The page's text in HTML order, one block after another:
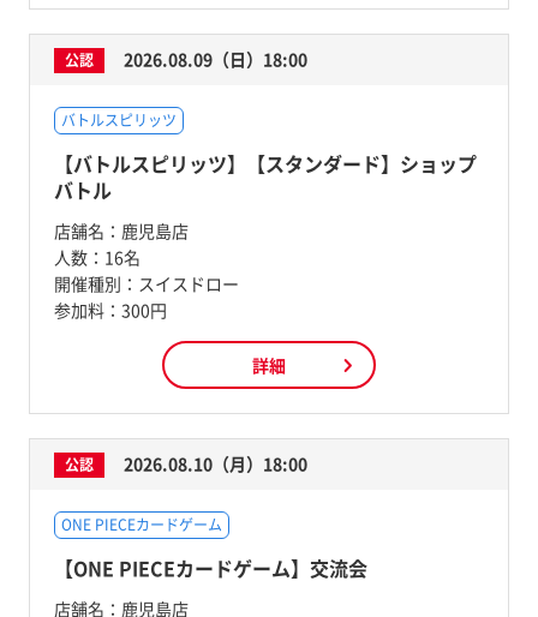
公認 2026.08.09（日）18:00
バトルスピリッツ
【バトルスピリッツ】【スタンダード】ショップ
バトル
店舗名： 鹿児島店
人数： 16名
開催種別： スイスドロー
参加料： 300円
詳細
公認 2026.08.10（月）18:00
ONE PIECEカードゲーム
【ONE PIECEカードゲーム】交流会
店舗名： 鹿児島店